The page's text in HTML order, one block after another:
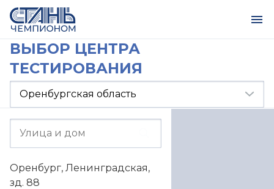
ВЫБОР ЦЕНТРА
ТЕСТИРОВАНИЯ
Оренбург, Ленинградская,
зд. 88